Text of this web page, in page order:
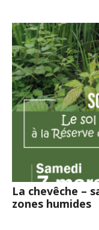
La chevêche –
zones humides